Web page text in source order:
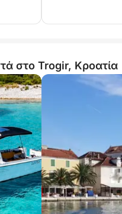
στο Trogir, Κροατία